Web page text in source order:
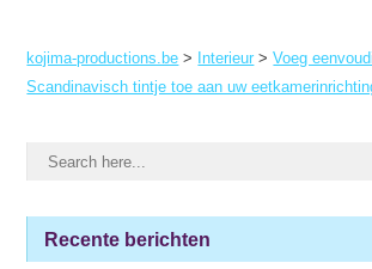
kojima-productions.be > Interieur >Voeg
Scandinavisch tintje toe aan uw
Recente berichten